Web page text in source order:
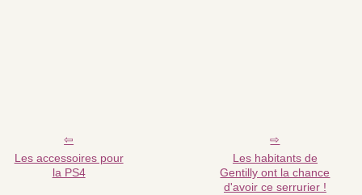
Les accessoires pour
la PS4
Les habitants de
Gentilly ont la chance
d'avoir ce serrurier !